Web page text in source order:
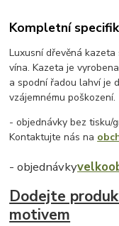
Kompletní
Luxusní dřevěná
vína. Kazeta je
a spodní řadou lahví je
vzájemnému poškození.
- objednávky bez tisku/
Kontaktujte nás na
- objednávky
Dodejte
motivem